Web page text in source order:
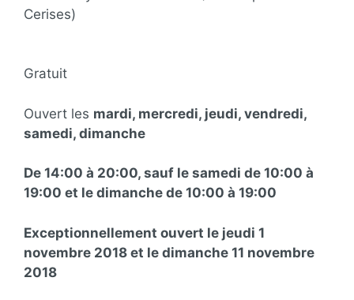
Cerises)
Gratuit
Ouvert les mardi, mercredi, jeudi, vendredi,
samedi, dimanche
De 14:00 à 20:00, sauf le samedi de 10:00 à
19:00 et le dimanche de 10:00 à 19:00
Exceptionnellement ouvert le jeudi 1
novembre 2018 et le dimanche 11 novembre
2018